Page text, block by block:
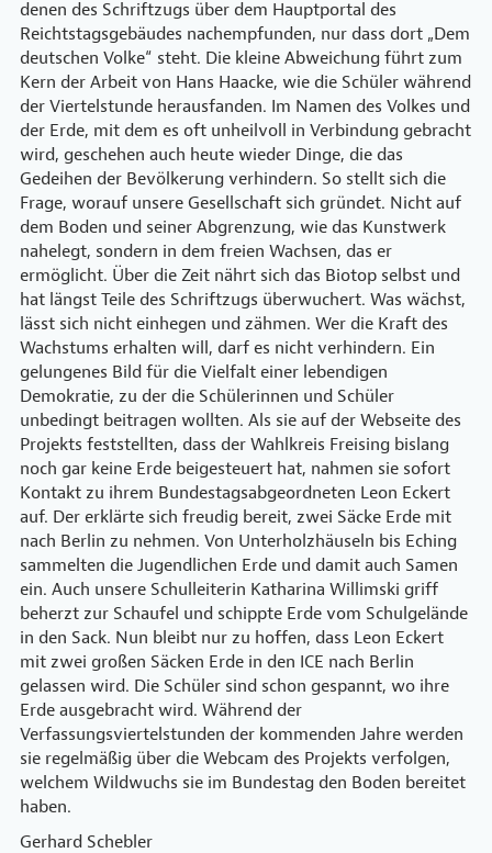
denen des Schriftzugs über dem Hauptportal des
Reichtstagsgebäudes nachempfunden, nur dass dort „Dem
deutschen Volke“ steht. Die kleine Abweichung führt zum
Kern der Arbeit von Hans Haacke, wie die Schüler während
der Viertelstunde herausfanden. Im Namen des Volkes und
der Erde, mit dem es oft unheilvoll in Verbindung gebracht
wird, geschehen auch heute wieder Dinge, die das
Gedeihen der Bevölkerung verhindern. So stellt sich die
Frage, worauf unsere Gesellschaft sich gründet. Nicht auf
dem Boden und seiner Abgrenzung, wie das Kunstwerk
nahelegt, sondern in dem freien Wachsen, das er
ermöglicht. Über die Zeit nährt sich das Biotop selbst und
hat längst Teile des Schriftzugs überwuchert. Was wächst,
lässt sich nicht einhegen und zähmen. Wer die Kraft des
Wachstums erhalten will, darf es nicht verhindern. Ein
gelungenes Bild für die Vielfalt einer lebendigen
Demokratie, zu der die Schülerinnen und Schüler
unbedingt beitragen wollten. Als sie auf der Webseite des
Projekts feststellten, dass der Wahlkreis Freising bislang
noch gar keine Erde beigesteuert hat, nahmen sie sofort
Kontakt zu ihrem Bundestagsabgeordneten Leon Eckert
auf. Der erklärte sich freudig bereit, zwei Säcke Erde mit
nach Berlin zu nehmen. Von Unterholzhäuseln bis Eching
sammelten die Jugendlichen Erde und damit auch Samen
ein. Auch unsere Schulleiterin Katharina Willimski griff
beherzt zur Schaufel und schippte Erde vom Schulgelände
in den Sack. Nun bleibt nur zu hoffen, dass Leon Eckert
mit zwei großen Säcken Erde in den ICE nach Berlin
gelassen wird. Die Schüler sind schon gespannt, wo ihre
Erde ausgebracht wird. Während der
Verfassungsviertelstunden der kommenden Jahre werden
sie regelmäßig über die Webcam des Projekts verfolgen,
welchem Wildwuchs sie im Bundestag den Boden bereitet
haben.
Gerhard Schebler